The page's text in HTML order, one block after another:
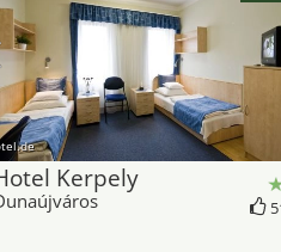
Kerpely